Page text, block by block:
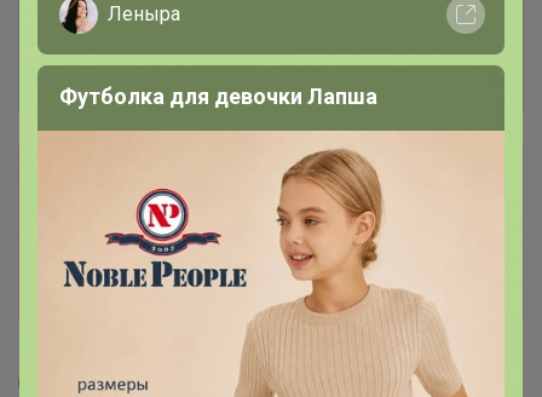
Сбор заказов в данной закупке
завершен.
К сожалению организатор еще не открыл
новую. Подпишитесь на новости закупки,
чтобы быть в курсе её открытия!
Артемида
Леныра
Футболка для девочки Лапша